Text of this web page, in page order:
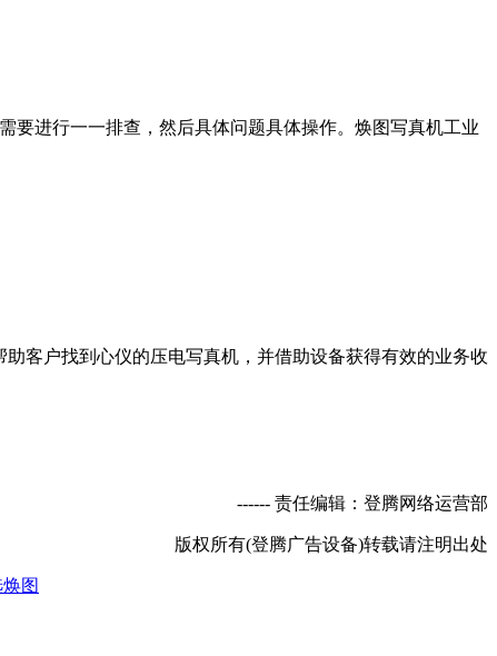
要进行一一排查，然后具体问题具体操作。焕图写真机工业
客户找到心仪的压电写真机，并借助设备获得有效的业务收
责任编辑：登腾网络运营部
版权所有(登腾广告设备)转载请注明出处
图